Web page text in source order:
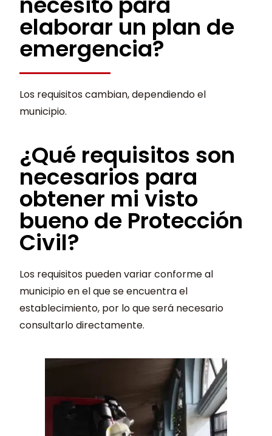
elaborar un plan de
emergencia?
Los requisitos cambian, dependiendo el
municipio.
¿Qué requisitos son
necesarios para
obtener mi visto
bueno de Protección
Civil?
Los requisitos pueden variar conforme al
municipio en el que se encuentra el
establecimiento, por lo que será necesario
consultarlo directamente.